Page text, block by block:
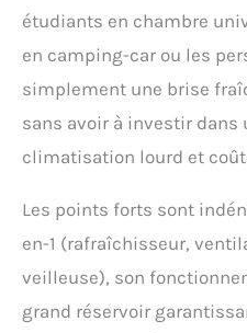
étudiants en chambre
en camping-car ou les
simplement une brise
sans avoir à investir dans
climatisation lourd et
Les points forts sont
en-1 (rafraîchisseur,
veilleuse), son
grand réservoir